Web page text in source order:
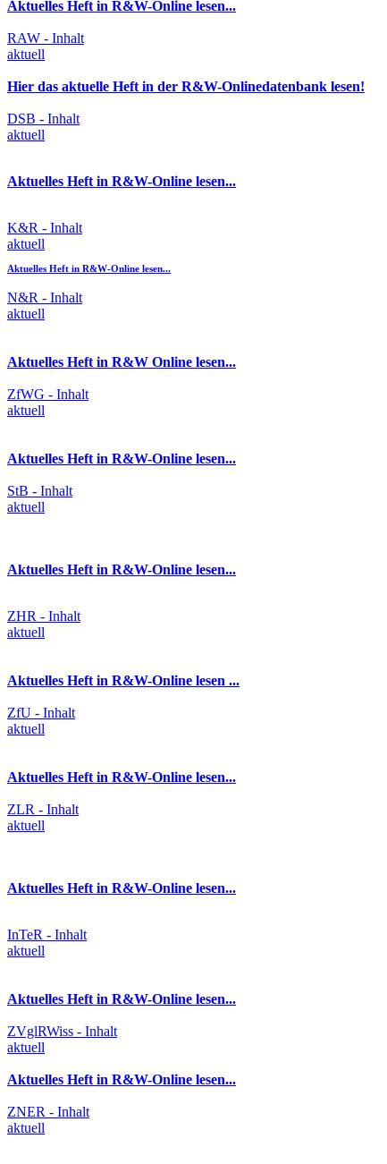
Aktuelles Heft in R&W-Online lesen...
RAW - Inhalt
aktuell
Hier das aktuelle Heft in der R&W-Onlinedatenbank lesen!
DSB - Inhalt
aktuell
Aktuelles Heft in R&W-Online lesen...
K&R - Inhalt
aktuell
Aktuelles Heft in R&W-Online lesen...
N&R - Inhalt
aktuell
Aktuelles Heft in R&W Online lesen...
ZfWG - Inhalt
aktuell
Aktuelles Heft in R&W-Online lesen...
StB - Inhalt
aktuell
Aktuelles Heft in R&W-Online lesen...
ZHR - Inhalt
aktuell
Aktuelles Heft in R&W-Online lesen ...
ZfU - Inhalt
aktuell
Aktuelles Heft in R&W-Online lesen...
ZLR - Inhalt
aktuell
Aktuelles Heft in R&W-Online lesen...
InTeR - Inhalt
aktuell
Aktuelles Heft in R&W-Online lesen...
ZVglRWiss - Inhalt
aktuell
Aktuelles Heft in R&W-Online lesen...
ZNER - Inhalt
aktuell